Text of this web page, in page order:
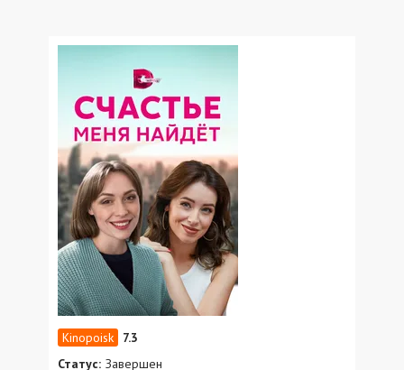
7.3
Статус: Завершен